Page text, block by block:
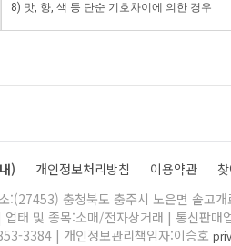
8) 맛, 향, 색 등 단순 기호차이에 의한 경우
) 개인정보처리방침 이용약관
:(27453) 충청북도 충주시 노은면 솔고
태 및 종목:소매/전자상거래 | 통신판매
3384 | 개인정보관리책임자:이승호